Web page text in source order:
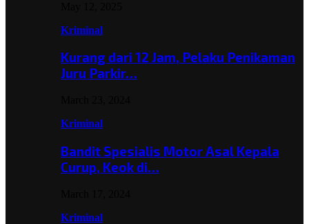
Kriminal
Kurang dari 12 Jam, Pelaku Penikaman
Juru Parkir…
Kriminal
Bandit Spesialis Motor Asal Kepala
Curup, Keok di…
Kriminal